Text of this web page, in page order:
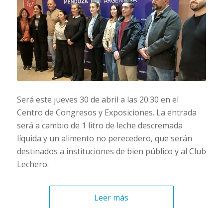
Será este jueves 30 de abril a las 20.30 en el
Centro de Congresos y Exposiciones. La entrada
será a cambio de 1 litro de leche descremada
líquida y un alimento no perecedero, que serán
destinados a instituciones de bien público y al Club
Lechero.
Leer más